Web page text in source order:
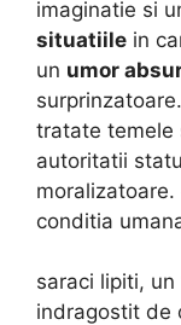
imaginatie si
situatiile in
un umor
tratate temele
autoritatii
moralizatoare.
conditia
saraci lipiti, un
indragostit de